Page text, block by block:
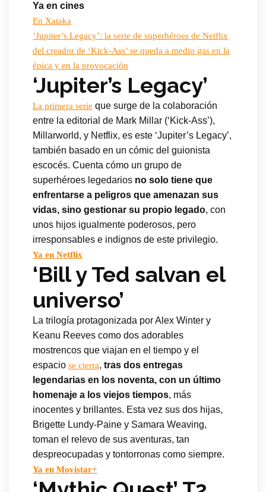
Ya en cines
En Xataka
‘Jupiter’s Legacy’: la serie de superhéroes de Netflix
del creador de ‘Kick-Ass’ se queda a medio gas en la
épica y en la provocación
‘Jupiter’s Legacy’
La primera serie que surge de la colaboración
entre la editorial de Mark Millar (‘Kick-Ass’),
Millarworld, y Netflix, es este ‘Jupiter’s Legacy’,
también basado en un cómic del guionista
escocés. Cuenta cómo un grupo de
superhéroes legedarios no solo tiene que
enfrentarse a peligros que amenazan sus
vidas, sino gestionar su propio legado, con
unos hijos igualmente poderosos, pero
irresponsables e indignos de este privilegio.
Ya en Netflix
‘Bill y Ted salvan el
universo’
La trilogía protagonizada por Alex Winter y
Keanu Reeves como dos adorables
mostrencos que viajan en el tiempo y el
espacio se cierra, tras dos entregas
legendarias en los noventa, con un último
homenaje a los viejos tiempos, más
inocentes y brillantes. Esta vez sus dos hijas,
Brigette Lundy-Paine y Samara Weaving,
toman el relevo de sus aventuras, tan
despreocupadas y tontorronas como siempre.
Ya en Movistar+